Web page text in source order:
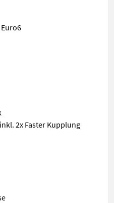
Euro6
2x Faster Kupplung